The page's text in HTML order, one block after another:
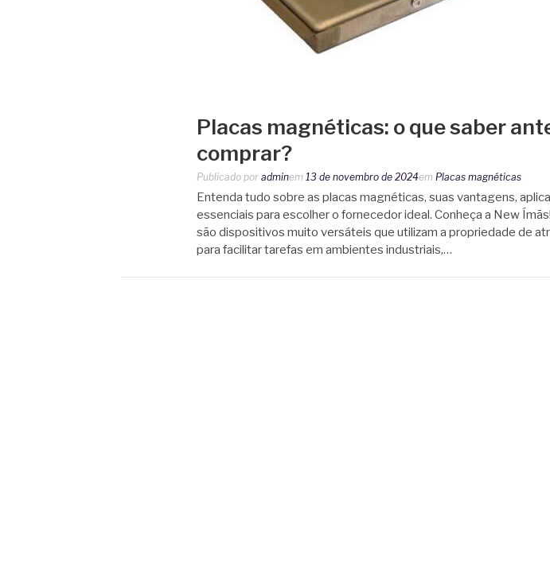
Placas magnéticas: o que saber
comprar?
Publicado por adminem 13 de novembro de 2024em Placas magnéticas
Entenda tudo sobre as placas magnéticas, suas vantagens,
essenciais para escolher o fornecedor ideal. Conheça a New
são dispositivos muito versáteis que utilizam a propriedade de
para facilitar tarefas em ambientes industriais,…